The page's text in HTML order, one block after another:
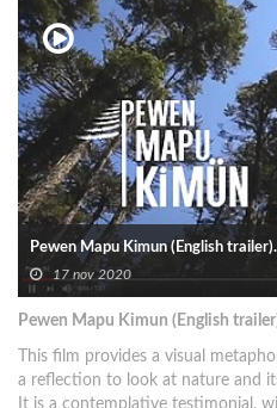
Pewen Mapu Kimun (English trailer).
17 nov 2020
Pewen Mapu Kimun (English
This film provides a visual
a reflection to look at nature and
It is a contemplative testimonial,